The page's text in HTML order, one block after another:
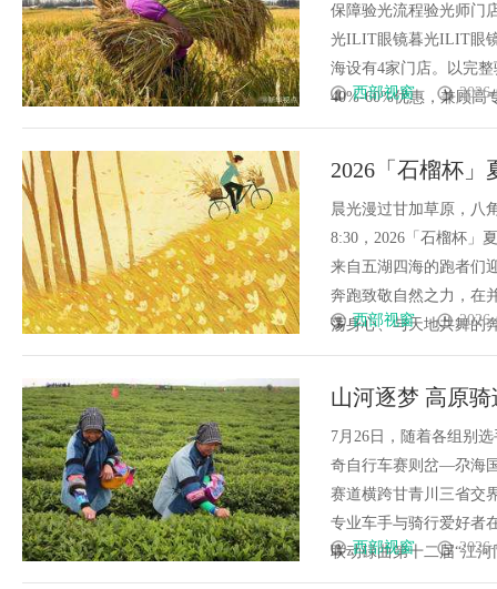
保障验光流程验光师门
光ILIT眼镜暮光ILIT眼
海设有4家门店。以完
40%-60%优惠，兼顾高
西部视窗
2026「石榴杯
跑
晨光漫过甘加草原，八
8:30，2026「石榴杯」
来自五湖四海的跑者们
奔跑致敬自然之力，在
荡身心、与天地共舞的
西部视窗
山河逐梦 高原
利收官
7月26日，随着各组别
奇自行车赛则岔—尕海
赛道横跨甘青川三省交
专业车手与骑行爱好者
联动碌曲第十二届“江
西部视窗